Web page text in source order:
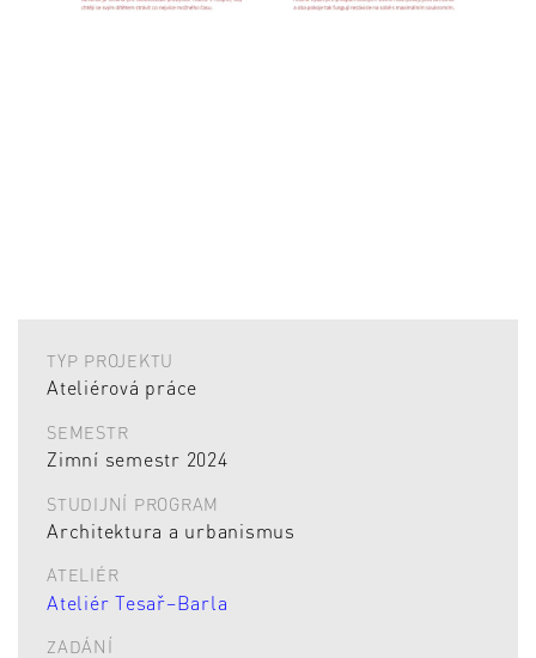
TYP PROJEKTU
Ateliérová práce
SEMESTR
Zimní semestr 2024
STUDIJNÍ PROGRAM
Architektura a urbanismus
ATELIÉR
Ateliér Tesař–Barla
ZADÁNÍ